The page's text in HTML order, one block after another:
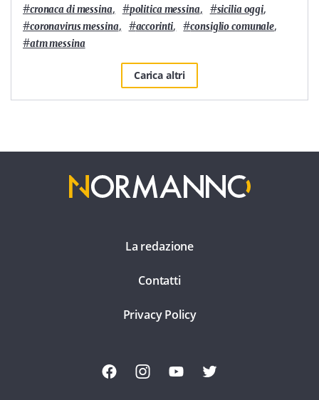
#cronaca di messina, #politica messina, #sicilia oggi,
#coronavirus messina, #accorinti, #consiglio comunale,
#atm messina
Carica altri
La redazione
Contatti
Privacy Policy